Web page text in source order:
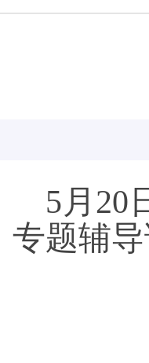
5月20
专题辅导